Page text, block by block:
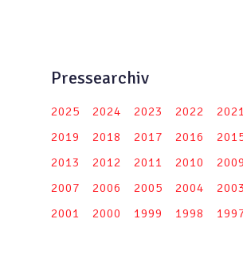
Pressearchiv
2025 2024 2023 2022
2019
2018 2017 2016
2013
2012 2011 2010 2009
2007
2006 2005 2004 2003
2001
2000 1999 1998